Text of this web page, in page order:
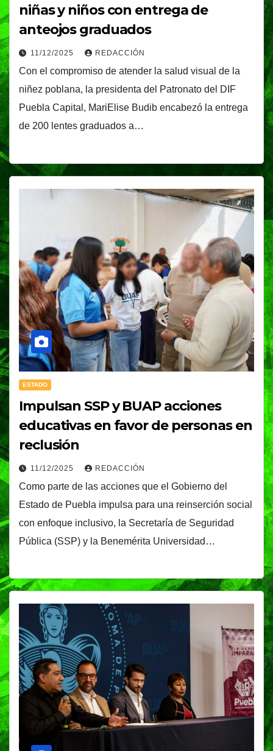
niñas y niños con entrega de
anteojos graduados
11/12/2025 REDACCIÓN
Con el compromiso de atender la salud visual de la
niñez poblana, la presidenta del Patronato del DIF
Puebla Capital, MariElise Budib encabezó la entrega
de 200 lentes graduados a…
ESTADO
Impulsan SSP y BUAP acciones
educativas en favor de personas en
reclusión
11/12/2025 REDACCIÓN
Como parte de las acciones que el Gobierno del
Estado de Puebla impulsa para una reinserción social
con enfoque inclusivo, la Secretaría de Seguridad
Pública (SSP) y la Benemérita Universidad…